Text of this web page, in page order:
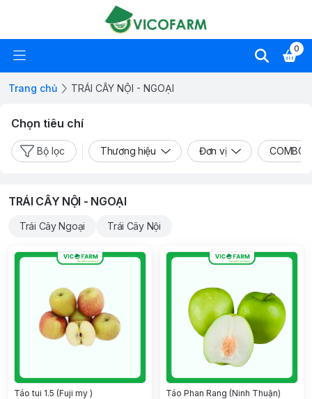
0
Trang chủ TRÁI CÂY NỘI - NGOẠI
Chọn tiêu chí
Bộ lọc Thương hiệu Đơn vị COMBO
TRÁI CÂY NỘI - NGOẠI
Trái Cây Ngoại Trái Cây Nội
Táo tui 1.5 (Fuji my )
Táo Phan Rang (Ninh Thuận)